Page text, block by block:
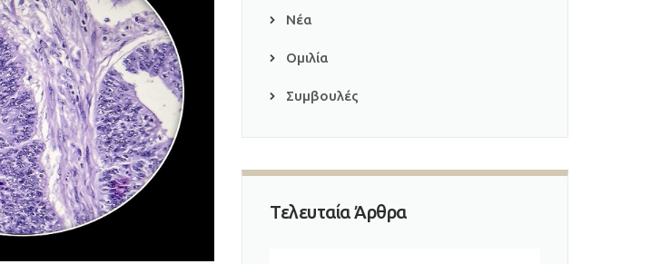
Νέα
Ομιλία
Συμβουλές
Τελευταία Άρθρα